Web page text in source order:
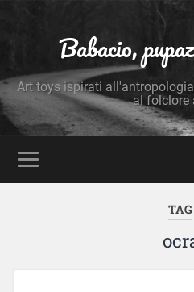
Babacio,
Art toys ispirati
al folclore
TAG